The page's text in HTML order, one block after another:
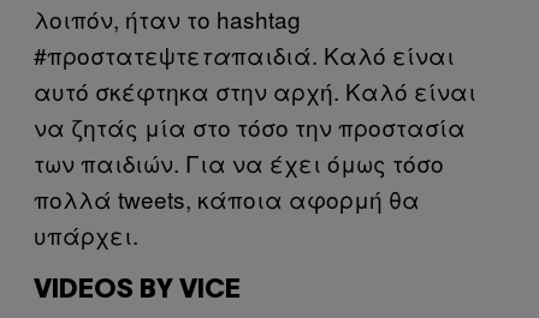
λοιπόν, ήταν το hashtag
#προστατεψτεταπαιδιά. Καλό είναι
αυτό σκέφτηκα στην αρχή. Καλό είναι
να ζητάς μία στο τόσο την προστασία
των παιδιών. Για να έχει όμως τόσο
πολλά tweets, κάποια αφορμή θα
υπάρχει.
VIDEOS BY VICE